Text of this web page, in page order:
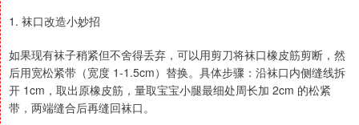
1. 袜口改造小妙招
如果现有袜子稍紧但不舍得丢弃，可以用剪刀将袜口橡皮筋剪断，然
后用宽松紧带（宽度 1-1.5cm）替换。具体步骤：沿袜口内侧缝线拆
开 1cm，取出原橡皮筋，量取宝宝小腿最细处周长加 2cm 的松紧
带，两端缝合后再缝回袜口。